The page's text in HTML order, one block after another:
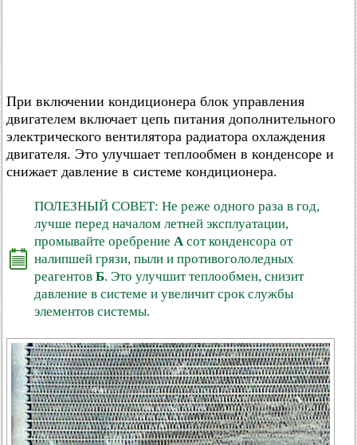
При включении кондиционера блок управления
двигателем включает цепь питания дополнительного
электрического вентилятора радиатора охлаждения
двигателя. Это улучшает теплообмен в конденсоре и
снижает давление в системе кондиционера.
ПОЛЕЗНЫЙ СОВЕТ: Не реже одного раза в год,
лучше перед началом летней эксплуатации,
промывайте оребрение Асот конденсора от
налипшей грязи, пыли и противогололедных
реагентов Б. Это улучшит теплообмен, снизит
давление в системе и увеличит срок службы
элементов системы.